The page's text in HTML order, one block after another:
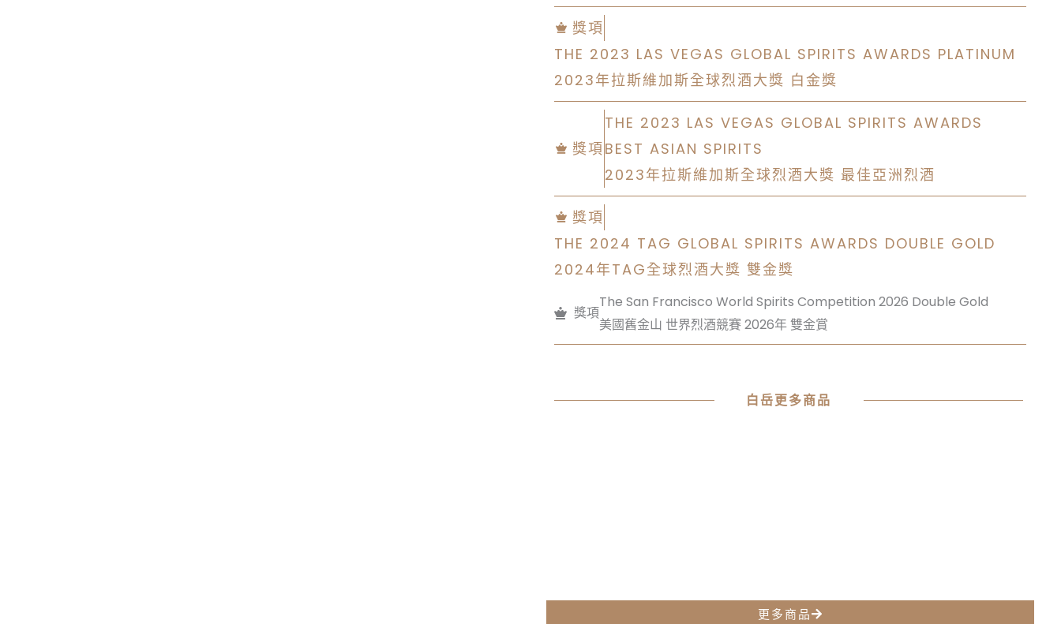
獎項
THE 2023 LAS VEGAS GLOBAL SPIRITS AWARDS PLATINUM
2023年拉斯維加斯全球烈酒大獎 白金獎
獎項
THE 2023 LAS VEGAS GLOBAL SPIRITS AWARDS
BEST ASIAN SPIRITS
2023年拉斯維加斯全球烈酒大獎 最佳亞洲烈酒
獎項
THE 2024 TAG GLOBAL SPIRITS AWARDS DOUBLE GOLD
2024年TAG全球烈酒大獎 雙金獎
獎項
The San Francisco World Spirits Competition 2026 Double Gold
美國舊金山 世界烈酒競賽 2026年 雙金賞
白岳更多商品
更多商品